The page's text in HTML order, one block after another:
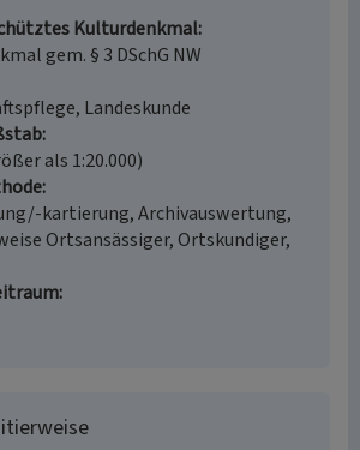
Kulturdenkmal
gem. § 3 DSchG NW
Landeskunde
als 1:20.000)
kartierung, Archivauswertung,
Ortsansässiger, Ortskundiger,